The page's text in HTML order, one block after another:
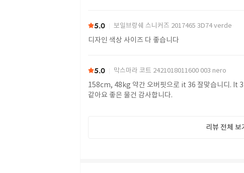
5.0 보일브랑쉐 스니커즈 2017465 3D74 verde
디자인 색상 사이즈 다 좋습니다
5.0 막스마라 코트 2421018011600 003 nero
158cm, 48kg 약간 오버핏으로 it 36 잘맞습니디. It
같아요 좋은 물건 감사합니다.
리뷰 전체 보